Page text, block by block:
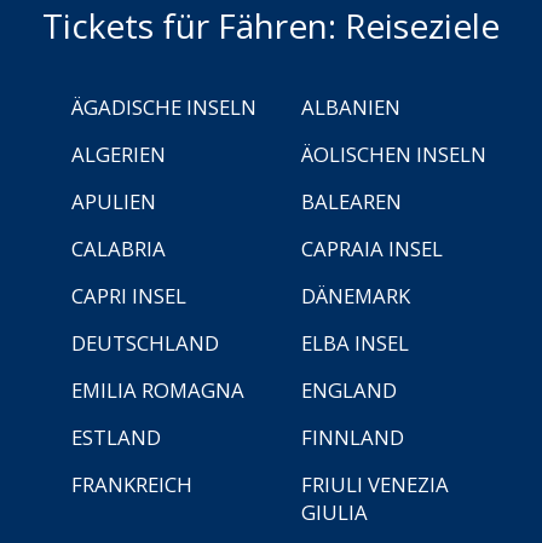
Tickets für Fähren: Reiseziele
ÄGADISCHE INSELN
ALBANIEN
ALGERIEN
ÄOLISCHEN INSELN
APULIEN
BALEAREN
CALABRIA
CAPRAIA INSEL
CAPRI INSEL
DÄNEMARK
DEUTSCHLAND
ELBA INSEL
EMILIA ROMAGNA
ENGLAND
ESTLAND
FINNLAND
FRANKREICH
FRIULI VENEZIA
GIULIA